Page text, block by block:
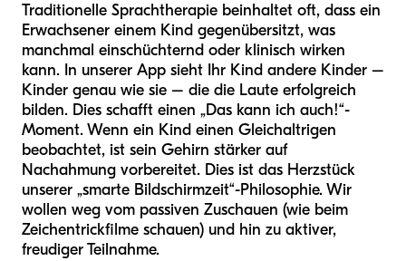
Traditionelle Sprachtherapie beinhaltet oft, dass ein
Erwachsener einem Kind gegenübersitzt, was
manchmal einschüchternd oder klinisch wirken
kann. In unserer App sieht Ihr Kind andere Kinder –
Kinder genau wie sie – die die Laute erfolgreich
bilden. Dies schafft einen „Das kann ich auch!“-
Moment. Wenn ein Kind einen Gleichaltrigen
beobachtet, ist sein Gehirn stärker auf
Nachahmung vorbereitet. Dies ist das Herzstück
unserer „smarte Bildschirmzeit“-Philosophie. Wir
wollen weg vom passiven Zuschauen (wie beim
Zeichentrickfilme schauen) und hin zu aktiver,
freudiger Teilnahme.